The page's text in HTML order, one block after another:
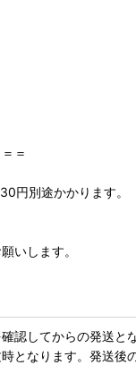
＝
円別途かかります。
いします。
認してからの発送と
となります。発送後